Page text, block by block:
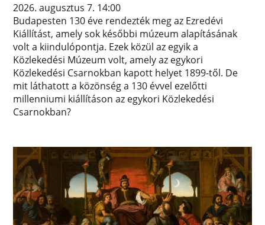
2026. augusztus 7. 14:00
Budapesten 130 éve rendezték meg az Ezredévi
Kiállítást, amely sok későbbi múzeum alapításának
volt a kiindulópontja. Ezek közül az egyik a
Közlekedési Múzeum volt, amely az egykori
Közlekedési Csarnokban kapott helyet 1899-től. De
mit láthatott a közönség a 130 évvel ezelőtti
millenniumi kiállításon az egykori Közlekedési
Csarnokban?